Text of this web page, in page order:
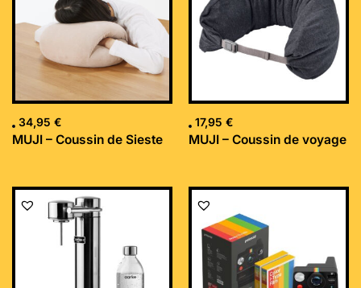
34,95 €
MUJI – Coussin de Sieste
17,95 €
MUJI – Coussin de voyage
Le
initial
était :
169,99 €.
Le